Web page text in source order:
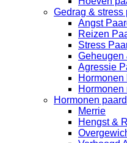
Gedrag & stress
Angst
Reizen
Stress
Geheugen
Agressie
Hormonen
Hormonen
Hormonen paard
Merrie
Hengst &